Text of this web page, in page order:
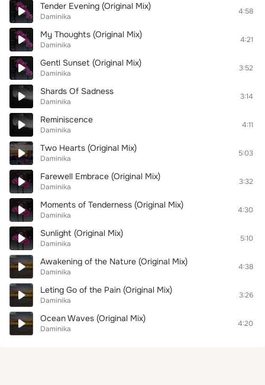
Tender Evening (Original Mix)
Daminika
4:58
My Thoughts (Original Mix)
Daminika
4:21
Gentl Sunset (Original Mix)
Daminika
3:52
Shards Of Sadness
Daminika
3:14
Reminiscence
Daminika
4:11
Two Hearts (Original Mix)
Daminika
5:03
Farewell Embrace (Original Mix)
Daminika
3:32
Moments of Tenderness (Original Mix)
Daminika
4:30
Sunlight (Original Mix)
Daminika
5:10
Awakening of the Nature (Original Mix)
Daminika
4:38
Leting Go of the Pain (Original Mix)
Daminika
3:26
Ocean Waves (Original Mix)
Daminika
4:20